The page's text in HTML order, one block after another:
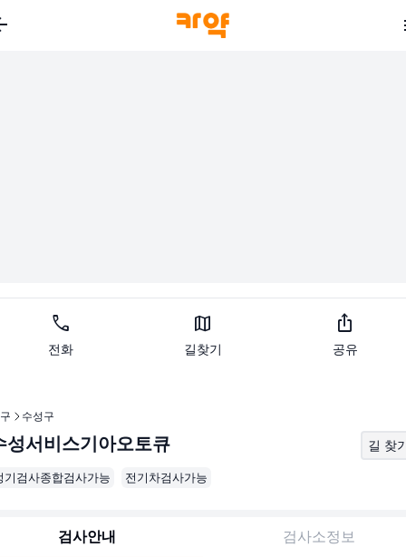
call
전화
map
길찾기
ios_share
공유
수성구
성서비스기아오토큐 길 찾
기검사종합검사가능 전기차검사가능
검사안내 검사소정보